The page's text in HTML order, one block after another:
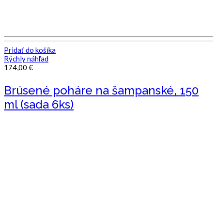
Pridať do košíka
Rýchly náhľad
174,00 €
Brúsené poháre na šampanské, 150
ml (sada 6ks)